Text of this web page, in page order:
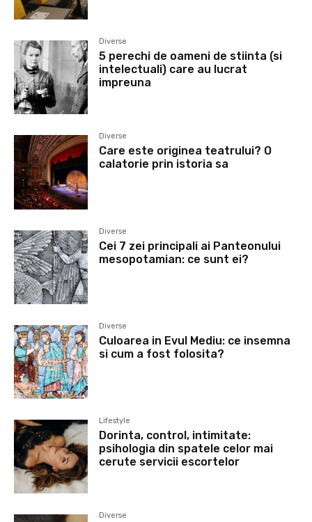
Diverse
5 perechi de oameni de stiinta (si
intelectuali) care au lucrat
impreuna
Diverse
Care este originea teatrului? O
calatorie prin istoria sa
Diverse
Cei 7 zei principali ai Panteonului
mesopotamian: ce sunt ei?
Diverse
Culoarea in Evul Mediu: ce insemna
si cum a fost folosita?
Lifestyle
Dorinta, control, intimitate:
psihologia din spatele celor mai
cerute servicii escortelor
Diverse